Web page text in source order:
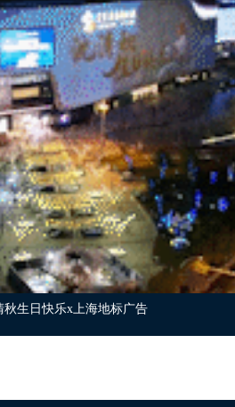
秋生日快乐x上海地标广告